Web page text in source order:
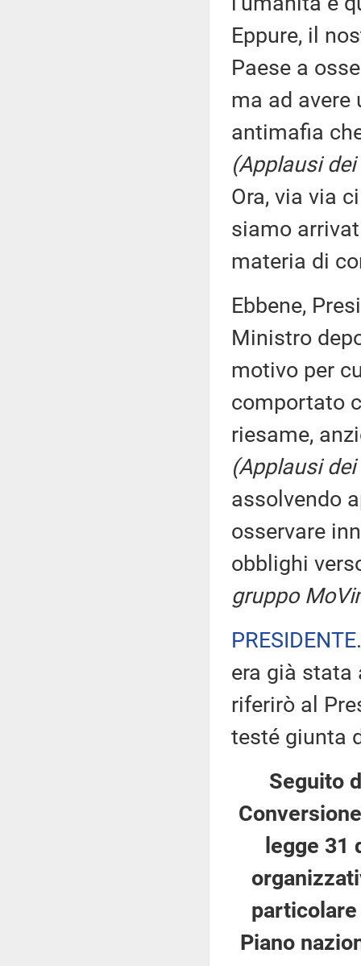
Eppure, il
Paese a
ma ad avere
antimafia
(Applausi
Ora, via via
siamo
materia di
Ebbene,
Ministro
motivo per
comportato
riesame,
(Applausi
assolvendo
osservare
obblighi
gruppo
PRESIDENTE
era già stata
riferirò al
testé giunta
Seguito
legge 31
Piano